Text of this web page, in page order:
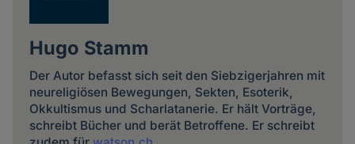
Hugo Stamm
Der Autor befasst sich seit den Siebzigerjahren mit
neureligiösen Bewegungen, Sekten, Esoterik,
Okkultismus und Scharlatanerie. Er hält Vorträge,
schreibt Bücher und berät Betroffene. Er schreibt